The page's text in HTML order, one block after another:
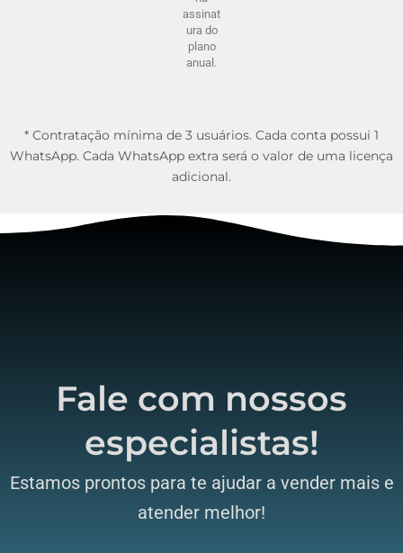
assinat
ura do
plano
anual.
* Contratação mínima de 3 usuários. Cada conta possui 1
WhatsApp. Cada WhatsApp extra será o valor de uma licença
adicional.
Fale com nossos
especialistas!
Estamos prontos para te ajudar a vender mais e
atender melhor!